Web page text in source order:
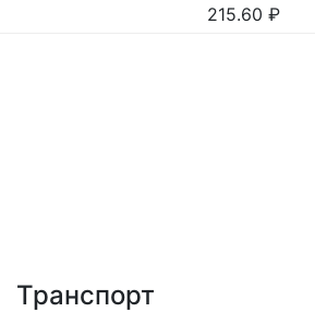
215.60 ₽
Транспорт